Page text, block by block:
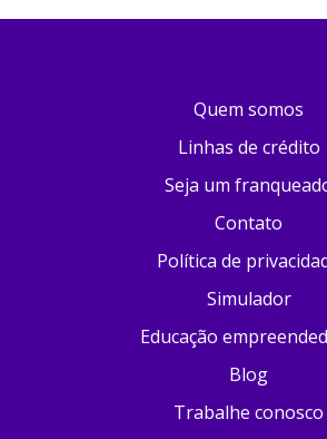
Quem somos
Linhas de crédito
Seja um
Contato
Política de
Simulador
Educação
Blog
Trabalhe conosco